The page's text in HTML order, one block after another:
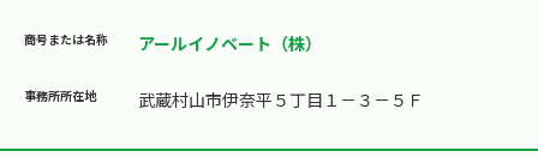
アールイノベート（株）
武蔵村山市伊奈平５丁目１－３－５Ｆ